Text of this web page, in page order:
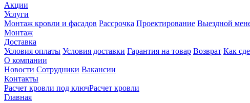
Акции
Услуги
Монтаж кровли и фасадов Рассрочка Проектирование Выездной
Монтаж
Доставка
Условия оплаты Условия доставки Гарантия на товар Возврат Как
О компании
Новости Сотрудники Вакансии
Контакты
Расчет кровли под ключРасчет кровли
Главная